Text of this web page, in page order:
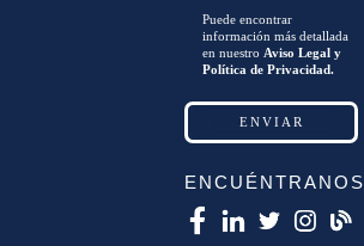
Puede encontrar
información más detallada
en nuestro Aviso Legal y
Política de Privacidad.
ENCUÉNTRANOS